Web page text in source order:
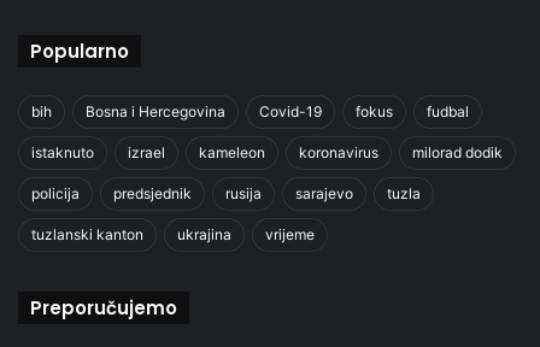
Popularno
bih Bosna i Hercegovina Covid-19 fokus fudbal
istaknuto izrael kameleon koronavirus milorad dodik
policija predsjednik rusija sarajevo tuzla
tuzlanski kanton ukrajina vrijeme
Preporučujemo